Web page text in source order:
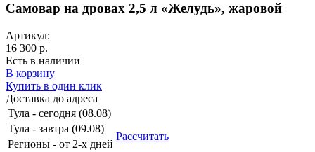
Самовар на дровах 2,5 л «Желудь», жаровой
Артикул:
16 300 р.
Есть в наличии
В корзину
Купить в один клик
Доставка до адреса
Тула - сегодня (08.08)
Тула - завтра (09.08)
Рассчитать
Регионы - от 2-х дней